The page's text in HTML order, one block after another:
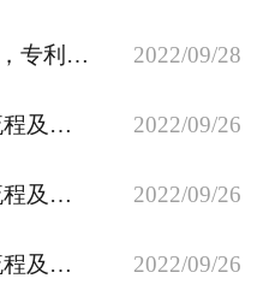
西安专利代理流程及费用，专利资助补贴政策 2022/09/28
一文看懂 上海专利代理流程及费用，专利资助补贴政策 2022/09/26
一文看懂 南京专利代理流程及费用，专利资助补贴政策 2022/09/26
一文看懂 成都专利代理流程及费用，专利资助补贴政策 2022/09/26